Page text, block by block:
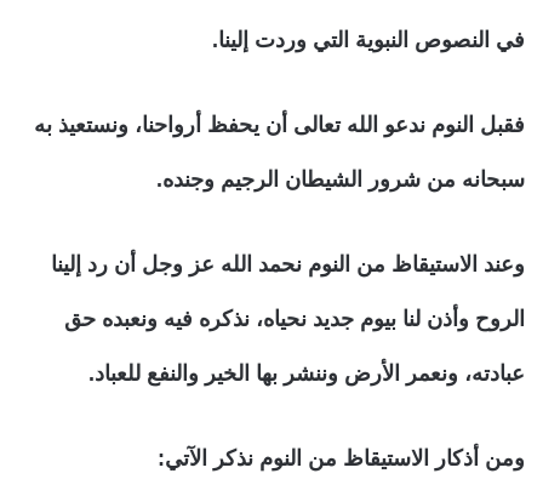
في النصوص النبوية التي وردت إلينا.
فقبل النوم ندعو الله تعالى أن يحفظ أرواحنا، ونستعيذ به
سبحانه من شرور الشيطان الرجيم وجنده.
وعند الاستيقاظ من النوم نحمد الله عز وجل أن رد إلينا
الروح وأذن لنا بيوم جديد نحياه، نذكره فيه ونعبده حق
عبادته، ونعمر الأرض وننشر بها الخير والنفع للعباد.
ومن أذكار الاستيقاظ من النوم نذكر الآتي: